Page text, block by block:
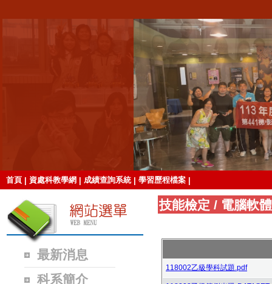
首頁 | 資處科教學網 | 成績查詢系統| 學習歷程檔案 |
最新消息
科系簡介
技能檢定 / 電腦軟
118002乙級學科試題.pdf